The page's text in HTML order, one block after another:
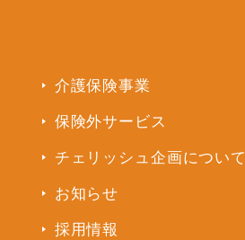
介護保険事業
保険外サービス
チェリッシュ企画について
お知らせ
採用情報